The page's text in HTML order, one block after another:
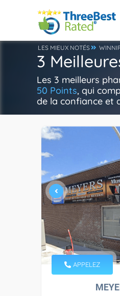
LES MIEUX NOTÉS
3
Les 3 meilleurs
50 Points, qui
de la confiance et
APPELEZ